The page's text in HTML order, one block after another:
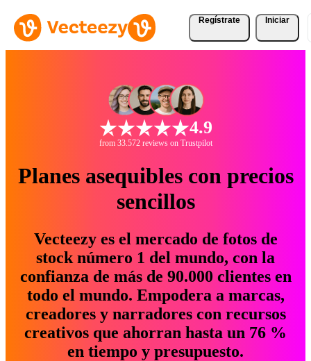
Regístrate Iniciar
4.9
from 33.572 reviews on Trustpilot
Planes asequibles con precios
sencillos
Vecteezy es el mercado de fotos de
stock número 1 del mundo, con la
confianza de más de 90.000 clientes en
todo el mundo. Empodera a marcas,
creadores y narradores con recursos
creativos que ahorran hasta un 76 %
en tiempo y presupuesto.